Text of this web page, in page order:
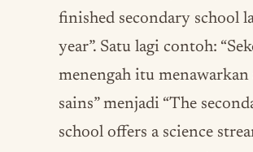
finished secondary school
year”. Satu lagi contoh:
menengah itu
sains” menjadi “The
school offers a science